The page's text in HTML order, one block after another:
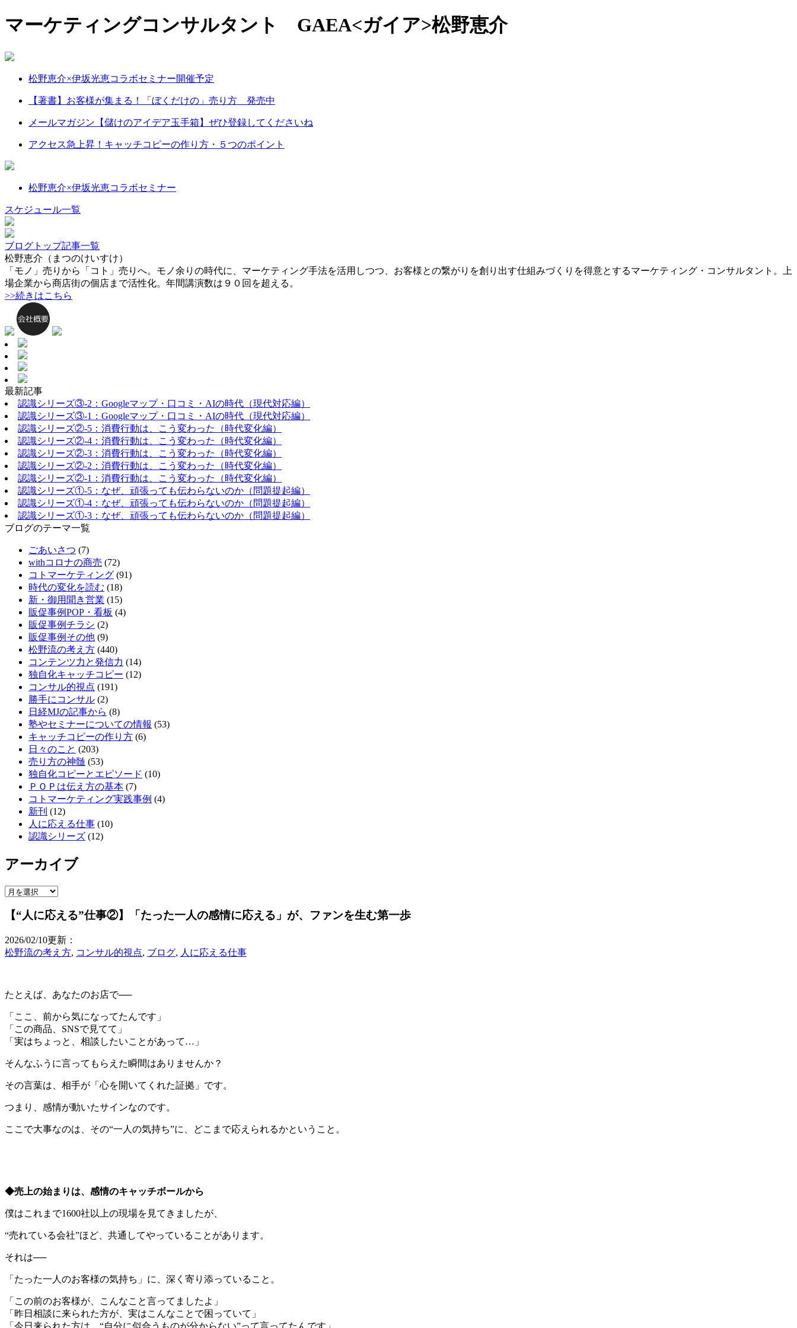
マーケティングコンサルタント GAEA<ガイア>松野恵介
松野恵介×伊坂光恵コラボセミナー開催予定
【著書】お客様が集まる！「ぼくだけの」売り方 発売中
メールマガジン【儲けのアイデア玉手箱】ぜひ登録してくださいね
アクセス急上昇！キャッチコピーの作り方・５つのポイント
松野恵介×伊坂光恵コラボセミナー
スケジュール一覧
ブログトップ記事一覧
松野恵介（まつのけいすけ）
「モノ」売りから「コト」売りへ。モノ余りの時代に、マーケティング手法を活用しつつ、お客様との繋がりを創り出す仕組みづくりを得意とするマーケティング・コンサルタント。上
場企業から商店街の個店まで活性化。年間講演数は９０回を超える。
>>続きはこちら
最新記事
認識シリーズ③-2：Googleマップ・口コミ・AIの時代（現代対応編）
認識シリーズ③-1：Googleマップ・口コミ・AIの時代（現代対応編）
認識シリーズ②-5：消費行動は、こう変わった（時代変化編）
認識シリーズ②-4：消費行動は、こう変わった（時代変化編）
認識シリーズ②-3：消費行動は、こう変わった（時代変化編）
認識シリーズ②-2：消費行動は、こう変わった（時代変化編）
認識シリーズ②-1：消費行動は、こう変わった（時代変化編）
認識シリーズ①-5：なぜ、頑張っても伝わらないのか（問題提起編）
認識シリーズ①-4：なぜ、頑張っても伝わらないのか（問題提起編）
認識シリーズ①-3：なぜ、頑張っても伝わらないのか（問題提起編）
ブログのテーマ一覧
ごあいさつ (7)
withコロナの商売 (72)
コトマーケティング (91)
時代の変化を読む (18)
新・御用聞き営業 (15)
販促事例POP・看板 (4)
販促事例チラシ (2)
販促事例その他 (9)
松野流の考え方 (440)
コンテンツ力と発信力 (14)
独自化キャッチコピー (12)
コンサル的視点 (191)
勝手にコンサル (2)
日経MJの記事から (8)
塾やセミナーについての情報 (53)
キャッチコピーの作り方 (6)
日々のこと (203)
売り方の神髄 (53)
独自化コピーとエピソード (10)
ＰＯＰは伝え方の基本 (7)
コトマーケティング実践事例 (4)
新刊 (12)
人に応える仕事 (10)
認識シリーズ (12)
アーカイブ
ア
カ
ブ
【“人に応える”仕事②】「たった一人の感情に応える」が、ファンを生む第一歩
2026/02/10更新：
松野流の考え方, コンサル的視点, ブログ, 人に応える仕事
たとえば、あなたのお店で──
「ここ、前から気になってたんです」
「この商品、SNSで見てて」
「実はちょっと、相談したいことがあって…」
そんなふうに言ってもらえた瞬間はありませんか？
その言葉は、相手が「心を開いてくれた証拠」です。
つまり、感情が動いたサインなのです。
ここで大事なのは、その“一人の気持ち”に、どこまで応えられるかということ。
◆売上の始まりは、感情のキャッチボールから
僕はこれまで1600社以上の現場を見てきましたが、
“売れている会社”ほど、共通してやっていることがあります。
それは──
「たった一人のお客様の気持ち」に、深く寄り添っていること。
「この前のお客様が、こんなこと言ってましたよ」
「昨日相談に来られた方が、実はこんなことで困っていて」